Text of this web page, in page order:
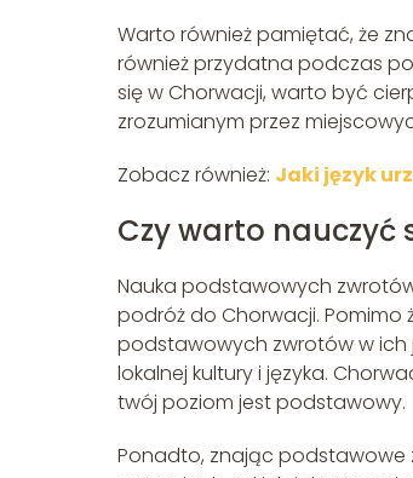
Warto również pamiętać, że
również przydatna podczas
się w Chorwacji, warto być
zrozumianym przez
Zobacz również: Jaki język
Czy warto nauczyć
Nauka podstawowych
podróż do Chorwacji. Pomimo
podstawowych zwrotów w ich
lokalnej kultury i języka.
twój poziom jest podstawowy.
Ponadto, znając podstawowe